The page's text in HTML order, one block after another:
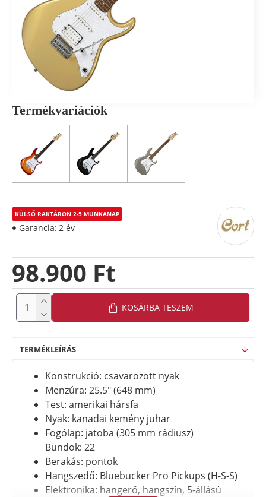
Termékvariációk
98.900 Ft
KÜLSŐ RAKTÁRON 2-5 MUNKANAP
Garancia: 2 év
KOSÁRBA TESZEM
TERMÉKLEÍRÁS
Konstrukció: csavarozott nyak
Menzúra: 25.5" (648 mm)
Test: amerikai hársfa
Nyak: kanadai kemény juhar
Fogólap: jatoba (305 mm rádiusz)
Bundok: 22
Berakás: pontok
Hangszedő: Bluebucker Pro Pickups (H-S-S)
Elektronika: hangerő, hangszín, 5-állású